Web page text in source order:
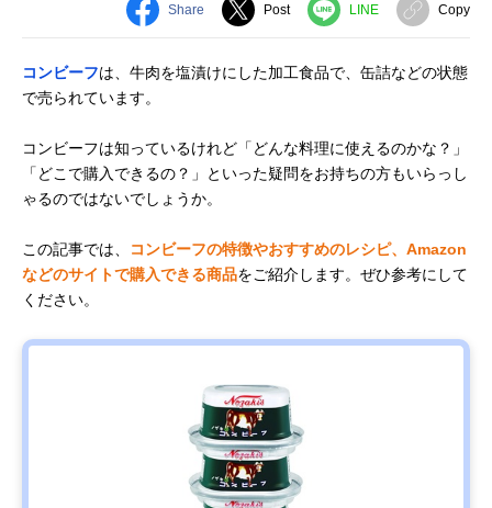
Share Post LINE Copy
コンビーフは、牛肉を塩漬けにした加工食品で、缶詰などの状態
で売られています。
コンビーフは知っているけれど「どんな料理に使えるのかな？」
「どこで購入できるの？」といった疑問をお持ちの方もいらっし
ゃるのではないでしょうか。
この記事では、
コンビーフの特徴やおすすめのレシピ、Amazon
などのサイトで購入できる商品をご紹介します。ぜひ参考にして
ください。